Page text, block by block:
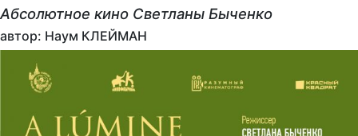
Абсолютное кино Светланы Быченко
автор: Наум КЛЕЙМАН